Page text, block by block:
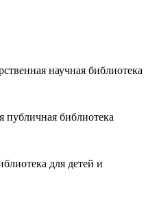
научная библиотека
публичная библиотека
для детей и